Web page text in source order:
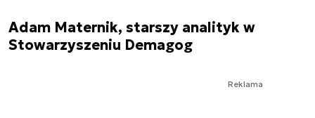
Adam Maternik, starszy analityk w
Stowarzyszeniu Demagog
Reklama